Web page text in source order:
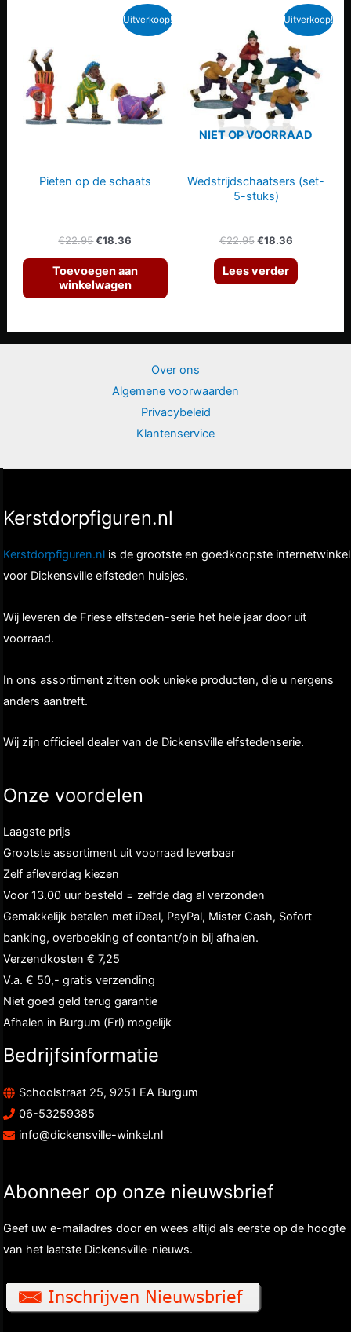
Uitverkoop!
Pieten op de schaats
€22.95Oorspronkelijke
was:
€22.95.
€18.36
is:
Toevoegen aan
winkelwagen
Uitverkoop!
NIET OP VOORRAAD
Wedstrijdschaatsers (set-
5-stuks)
€22.95 Oorspronkelijke
was:
€22.95.
€18.36Huidige
is:
€18.36.
Lees verder
Over ons
Algemene voorwaarden
Privacybeleid
Klantenservice
Kerstdorpfiguren.nl
Kerstdorpfiguren.nl is de grootste en goedkoopste internetwinkel
voor Dickensville elfsteden huisjes.
Wij leveren de Friese elfsteden-serie het hele jaar door uit
voorraad.
In ons assortiment zitten ook unieke producten, die u nergens
anders aantreft.
Wij zijn officieel dealer van de Dickensville elfstedenserie.
Onze voordelen
Laagste prijs
Grootste assortiment uit voorraad leverbaar
Zelf afleverdag kiezen
Voor 13.00 uur besteld = zelfde dag al verzonden
Gemakkelijk betalen met iDeal, PayPal, Mister Cash, Sofort
banking, overboeking of contant/pin bij afhalen.
Verzendkosten € 7,25
V.a. € 50,- gratis verzending
Niet goed geld terug garantie
Afhalen in Burgum (Frl) mogelijk
Bedrijfsinformatie
Schoolstraat 25, 9251 EA Burgum
06-53259385
info@dickensville-winkel.nl
Abonneer op onze nieuwsbrief
Geef uw e-mailadres door en wees altijd als eerste op de hoogte
van het laatste Dickensville-nieuws.